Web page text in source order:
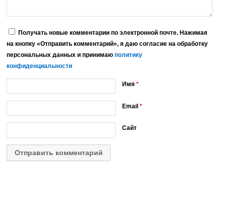
Получать новые комментарии по электронной почте. Нажимая
на кнопку «Отправить комментарий», я даю согласие на обработку
персональных данных и принимаюполитику
конфиденциальности
Имя*
Email*
Сайт